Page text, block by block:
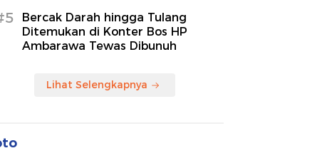
Bercak Darah hingga Tulang
Ditemukan di Konter Bos HP
Ambarawa Tewas Dibunuh
Lihat Selengkapnya